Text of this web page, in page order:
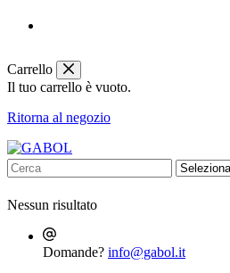
Carrello
Il tuo carrello è vuoto.
Ritorna al negozio
Nessun risultato
Domande? info@gabol.it